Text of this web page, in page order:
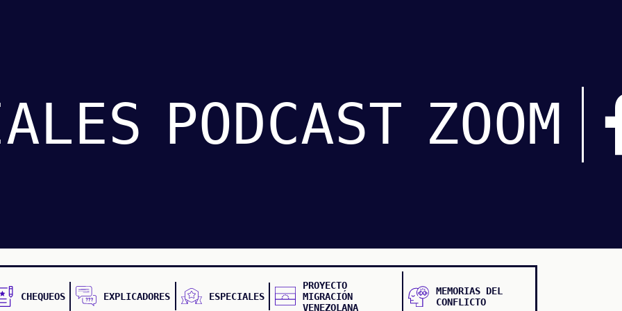
PODCAST ZOOM
CHEQUEOS EXPLICADORES ESPECIALES
PROYECTO
MIGRACIÓN
VENEZOLANA
MEMORIAS DEL
CONFLICTO